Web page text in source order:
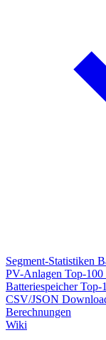
Segment-Statistiken
PV-Anlagen Top-100
Batteriespeicher Top-
CSV/JSON
Berechnungen
Wiki